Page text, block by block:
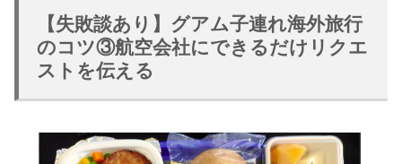
【失敗談あり】グアム子連れ海外旅行
のコツ③航空会社にできるだけリクエ
ストを伝える